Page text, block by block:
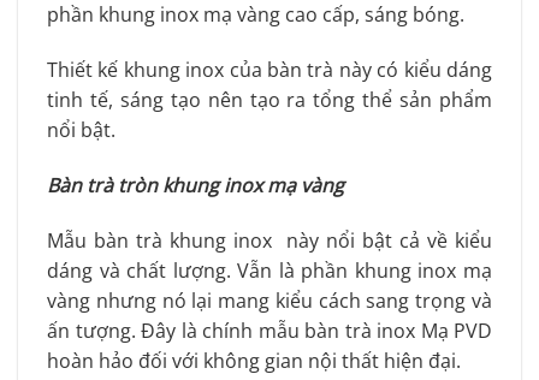
phần khung inox mạ vàng cao cấp, sáng bóng.
Thiết kế khung inox của bàn trà này có kiểu dáng
tinh tế, sáng tạo nên tạo ra tổng thể sản phẩm
nổi bật.
Bàn trà tròn khung inox mạ vàng
Mẫu bàn trà khung inox này nổi bật cả về kiểu
dáng và chất lượng. Vẫn là phần khung inox mạ
vàng nhưng nó lại mang kiểu cách sang trọng và
ấn tượng. Đây là chính mẫu bàn trà inox Mạ PVD
hoàn hảo đối với không gian nội thất hiện đại.